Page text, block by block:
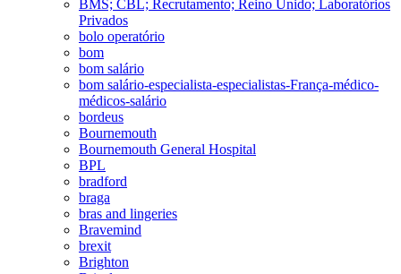
BMS; CBL; Recrutamento; Reino Unido; Laboratórios
Privados
bolo operatório
bom
bom salário
bom salário-especialista-especialistas-França-médico-
médicos-salário
bordeus
Bournemouth
Bournemouth General Hospital
BPL
bradford
braga
bras and lingeries
Bravemind
brexit
Brighton